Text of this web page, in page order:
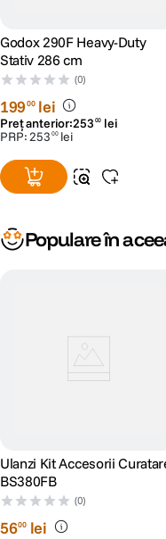
Godox 290F Heavy-Duty
Stativ 286 cm
(0)
19900 lei
Preț anterior:253 00 lei
PRP:253 00 lei
Populare în
Ulanzi Kit Accesorii
BS380FB
(0)
5600 lei